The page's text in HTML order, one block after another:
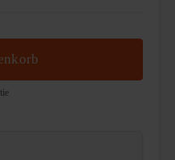
ein oder benutze